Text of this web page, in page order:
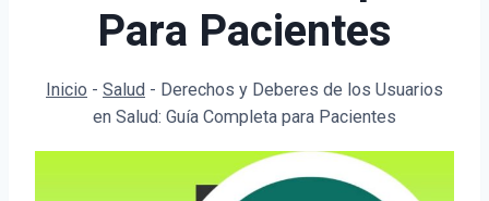
Para Pacientes
Inicio - Salud - Derechos y Deberes de los Usuarios
en Salud: Guía Completa para Pacientes